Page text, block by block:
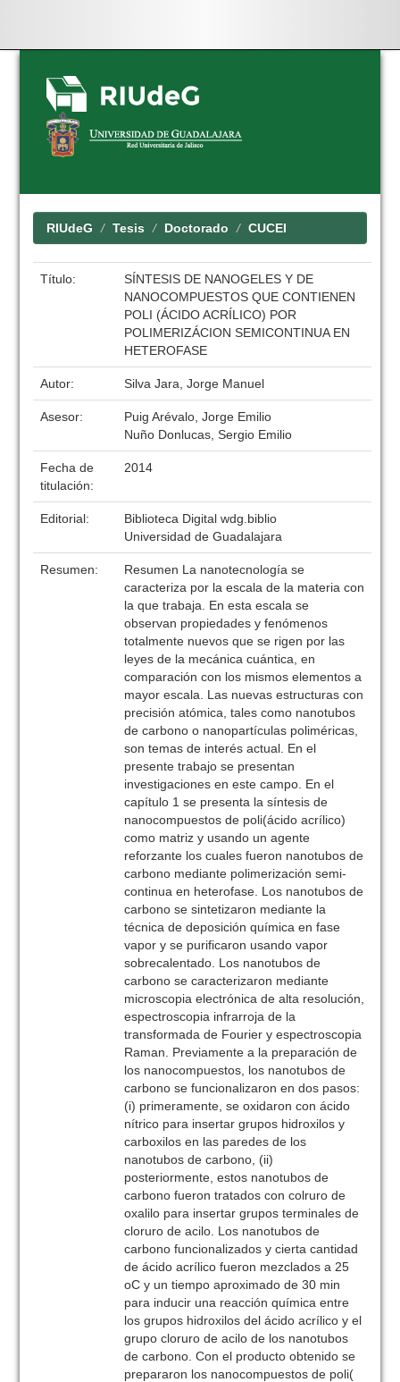
Skip
navigation
RIUdeG Tesis Doctorado CUCEI
Título:
SÍNTESIS DE NANOGELES Y DE
NANOCOMPUESTOS QUE CONTIENEN
POLI (ÁCIDO ACRÍLICO) POR
POLIMERIZÁCION SEMICONTINUA EN
HETEROFASE
Autor: Silva Jara, Jorge Manuel
Asesor:
Puig Arévalo, Jorge Emilio
Nuño Donlucas, Sergio Emilio
Fecha de
titulación:
2014
Editorial:
Biblioteca Digital wdg.biblio
Universidad de Guadalajara
Resumen:
Resumen La nanotecnología se
caracteriza por la escala de la materia con
la que trabaja. En esta escala se
observan propiedades y fenómenos
totalmente nuevos que se rigen por las
leyes de la mecánica cuántica, en
comparación con los mismos elementos a
mayor escala. Las nuevas estructuras con
precisión atómica, tales como nanotubos
de carbono o nanopartículas poliméricas,
son temas de interés actual. En el
presente trabajo se presentan
investigaciones en este campo. En el
capítulo 1 se presenta la síntesis de
nanocompuestos de poli(ácido acrílico)
como matriz y usando un agente
reforzante los cuales fueron nanotubos de
carbono mediante polimerización semi-
continua en heterofase. Los nanotubos de
carbono se sintetizaron mediante la
técnica de deposición química en fase
vapor y se purificaron usando vapor
sobrecalentado. Los nanotubos de
carbono se caracterizaron mediante
microscopia electrónica de alta resolución,
espectroscopia infrarroja de la
transformada de Fourier y espectroscopia
Raman. Previamente a la preparación de
los nanocompuestos, los nanotubos de
carbono se funcionalizaron en dos pasos:
(i) primeramente, se oxidaron con ácido
nítrico para insertar grupos hidroxilos y
carboxilos en las paredes de los
nanotubos de carbono, (ii)
posteriormente, estos nanotubos de
carbono fueron tratados con colruro de
oxalilo para insertar grupos terminales de
cloruro de acilo. Los nanotubos de
carbono funcionalizados y cierta cantidad
de ácido acrílico fueron mezclados a 25
oC y un tiempo aproximado de 30 min
para inducir una reacción química entre
los grupos hidroxilos del ácido acrílico y el
grupo cloruro de acilo de los nanotubos
de carbono. Con el producto obtenido se
prepararon los nanocompuestos de poli(